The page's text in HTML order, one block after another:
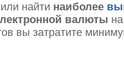
найти наиболее
валюты
вы затратите